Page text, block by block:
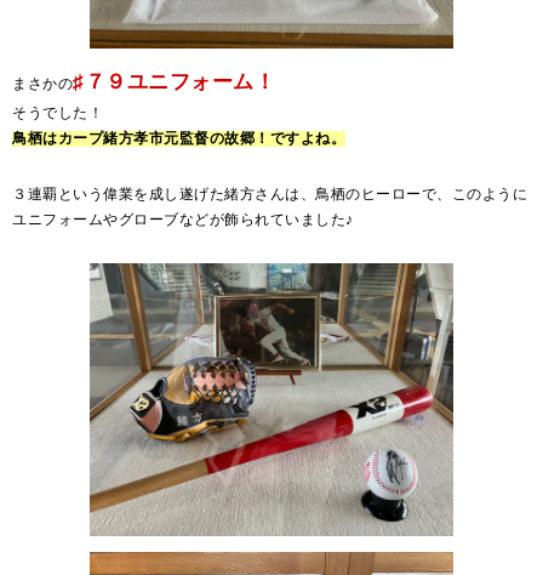
まさかの♯７９ユニフォーム！
そうでした！
鳥栖はカープ緒方孝市元監督の故郷！ですよね。
３連覇という偉業を成し遂げた緒方さんは、鳥栖のヒーローで、このように
ユニフォームやグローブなどが飾られていました♪